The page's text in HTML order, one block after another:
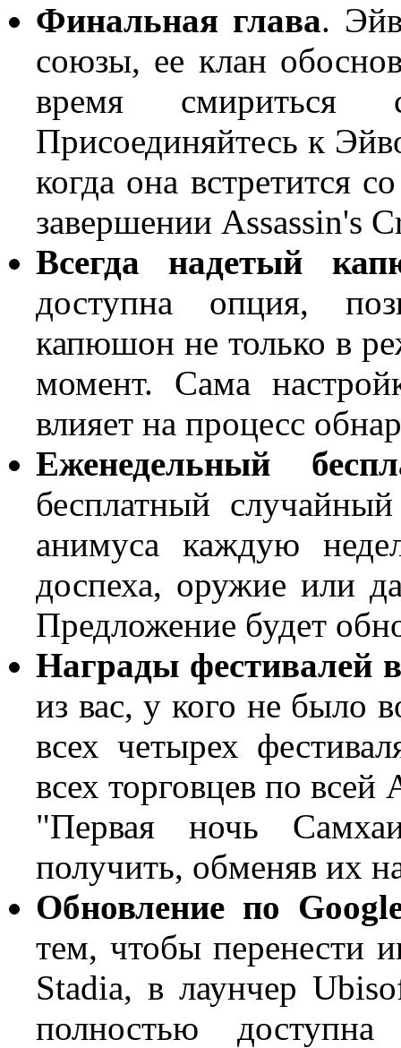
Финальная глава.
союзы, ее клан
время
Присоединяйтесь к
когда она встретится
завершении Assassin's
Всегда надетый
доступна опция,
капюшон не только в
момент. Сама
влияет на процесс
Еженедельный
бесплатный
анимуса каждую
доспеха, оружие или
Предложение будет
Награды фестивалей
из вас, у кого не было
всех четырех
всех торговцев по всей
"Первая ночь
получить, обменяв их
Обновление по
тем, чтобы перенести
Stadia, в лаунчер
полностью